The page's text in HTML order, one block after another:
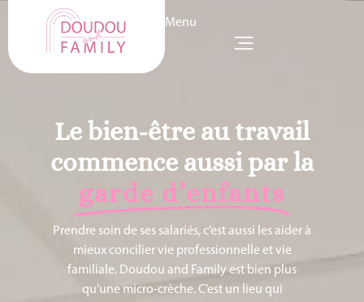
Menu
Le bien-être au travail
commence aussi par la
garde d’enfants
Prendre soin de ses salariés, c’est aussi les aider à
mieux concilier vie professionnelle et vie
familiale. Doudou and Family est bien plus
qu’une micro-crèche. C’est un lieu qui